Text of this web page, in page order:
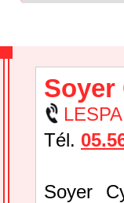
Soyer
Tél.
Soyer